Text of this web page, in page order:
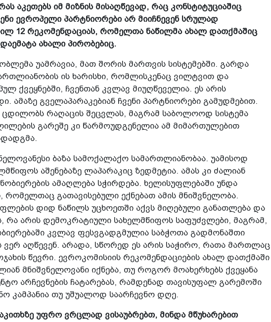
აკეთებს იმ მიზნის მისაღწევად, რაც კონსტიტუციაშიც
ევროპელი პარტნიორები არ მიიჩნევენ სრულად
12 რეკომენდაციას, რომელთა ნაწილმა ახალ დათქმაშიც
ახალი პირობებიც.
უამრავია, მათ შორის მართვის სისტემებში. გარდა
ის ხარისხი, რომლისკენაც ვილტვით და
ქვეყნებში, ჩვენთან კვლავ მიუღწეველია. ეს არის
ამაზე გველაპარაკებიან ჩვენი პარტნიორები გამუდმებით.
რაღაცის შეცვლას, მაგრამ საბოლოოდ სისტემა
გარეშე კი წარმოუდგენელია ამ მიმართულებით
ბაზა სამოქალაქო სამართლიანობაა. უამისოდ
აშენებაზე ლაპარაკიც ზედმეტია. ამას კი ძალიან
ამაღლება სჭირდება. ხელისუფლებაში უნდა
რომელთაც გათავისებული ექნებათ ამის მნიშვნელობა.
დიდ ნაწილს უცხოეთში აქვს მიღებული განათლება და
რა არის დემოკრატიული სახელმწიფოს საფუძვლები, მაგრამ,
კვლავ ფესვგადგმულია საბჭოთა გადმონაშთი
ვერ აღწევენ. არადა, სწორედ ეს არის საჭირო, რათა მართლაც
წევრი. ევროკომისიის რეკომენდაციების ახალ დათქმაში
მნიშვნელოვანი იქნება, თუ როგორ მოახერხებს ქვეყანა
არჩევნების ჩატარებას, რამდენად თავისუფალ გარემოში
კამპანია თუ უშუალოდ საარჩევნო დღე.
უფრო ვრცლად ვისაუბრებთ, მინდა მწუხარებით